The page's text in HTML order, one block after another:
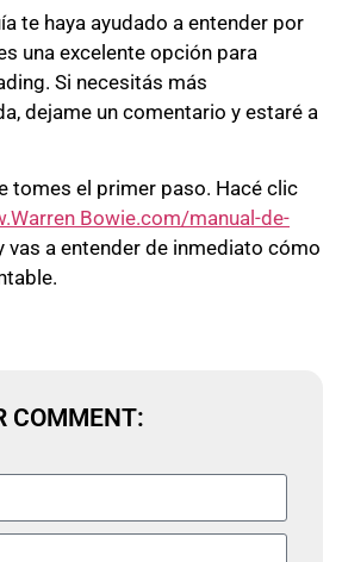
te haya ayudado a entender por
una excelente opción para
Si necesitás más
dejame un comentario y estaré a
tomes el primer paso. Hacé clic
Bowie.com/manual-de-
vas a entender de inmediato cómo
COMMENT: